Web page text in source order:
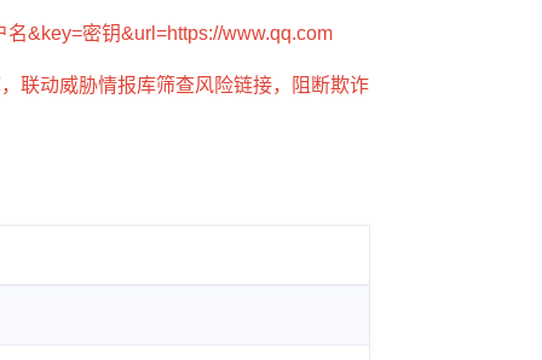
&key=密钥&url=https://www.qq.com
联动威胁情报库筛查风险链接，阻断欺诈